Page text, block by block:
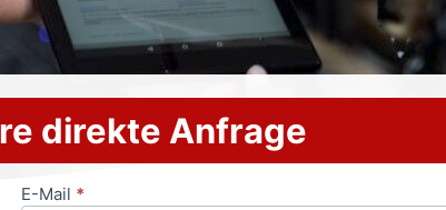
direkte Anfrage
E-Mail *